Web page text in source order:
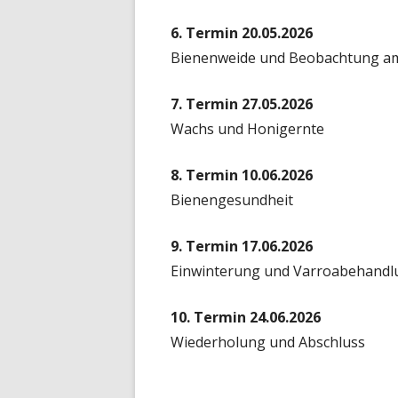
6. Termin 20.05.2026
Bienenweide und Beobachtung
7. Termin 27.05.2026
Wachs und Honigernte
8. Termin 10.06.2026
Bienengesundheit
9. Termin 17.06.2026
Einwinterung und
10. Termin 24.06.2026
Wiederholung und Abschluss